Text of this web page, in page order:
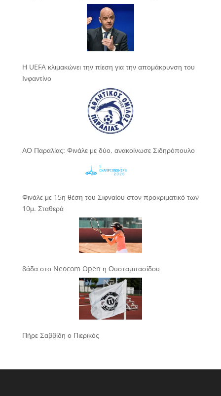
Η UEFA κλιμακώνει την πίεση για την απομάκρυνση του
Ινφαντίνο
ΑΟ Παραλίας: Φινάλε με δύο, ανακοίνωσε Σιδηρόπουλο
Φινάλε με 15η θέση του Σιφναίου στον προκριματικό των
10μ. Σταθερά
8άδα στο Neocom Open η Ουσταμπασίδου
Πήρε Σαββίδη ο Πιερικός